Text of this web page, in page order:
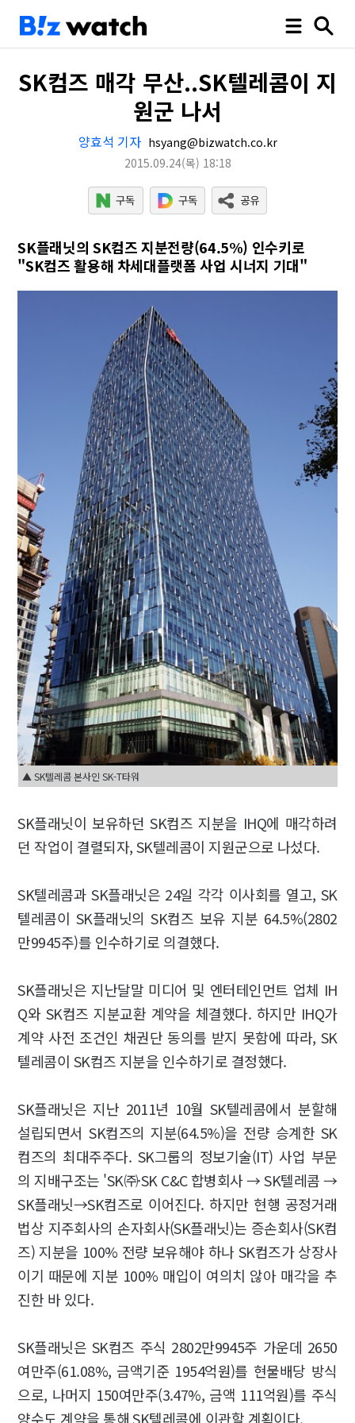
SK컴즈 매각 무산..SK텔레콤이 지
원군 나서
양효석 기자 hsyang@bizwatch.co.kr
2015.09.24(목) 18:18
SK플래닛의 SK컴즈 지분전량(64.5%) 인수키로
"SK컴즈 활용해 차세대플랫폼 사업 시너지 기대"
▲ SK텔레콤 본사인 SK-T타워
SK플래닛이 보유하던 SK컴즈 지분을 IHQ에 매각하려
던 작업이 결렬되자, SK텔레콤이 지원군으로 나섰다.
SK텔레콤과 SK플래닛은 24일 각각 이사회를 열고, SK
텔레콤이 SK플래닛의 SK컴즈 보유 지분 64.5%(2802
만9945주)를 인수하기로 의결했다.
SK플래닛은 지난달말 미디어 및 엔터테인먼트 업체 IH
Q와 SK컴즈 지분교환 계약을 체결했다. 하지만 IHQ가
계약 사전 조건인 채권단 동의를 받지 못함에 따라, SK
텔레콤이 SK컴즈 지분을 인수하기로 결정했다.
SK플래닛은 지난 2011년 10월 SK텔레콤에서 분할해
설립되면서 SK컴즈의 지분(64.5%)을 전량 승계한 SK
컴즈의 최대주주다. SK그룹의 정보기술(IT) 사업 부문
의 지배구조는 'SK㈜·SK C&C 합병회사 → SK텔레콤 →
SK플래닛→SK컴즈로 이어진다. 하지만 현행 공정거래
법상 지주회사의 손자회사(SK플래닛)는 증손회사(SK컴
즈) 지분을 100% 전량 보유해야 하나 SK컴즈가 상장사
이기 때문에 지분 100% 매입이 여의치 않아 매각을 추
진한 바 있다.
SK플래닛은 SK컴즈 주식 2802만9945주 가운데 2650
여만주(61.08%, 금액기준 1954억원)를 현물배당 방식
으로, 나머지 150여만주(3.47%, 금액 111억원)를 주식
양수도 계약을 통해 SK텔레콤에 이관할 계획이다.